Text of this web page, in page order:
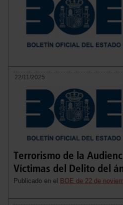
22/11/2025
Terrorismo de la
Víctimas del Delito del
Publicado en el BOE de 22 de